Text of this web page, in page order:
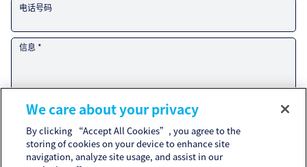
电话号码
信息 *
我已经阅读了隐私政策，通过单击“提交”，我同意该公司使用和电子存储我
在联系表中提供的数据。
您提交本表格，表明您已同意Kuraray Europe GmbH将您提供的信息用
We care about your privacy
By clicking “Accept All Cookies”, you agree to the
storing of cookies on your device to enhance site
navigation, analyze site usage, and assist in our